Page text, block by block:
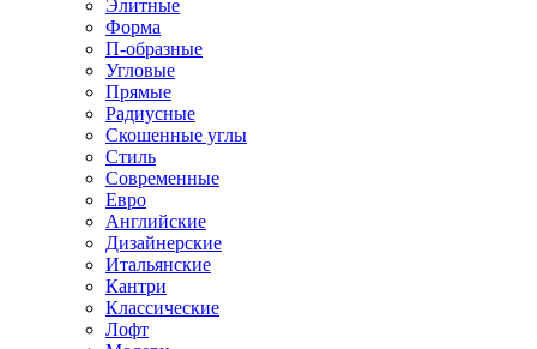
Элитные
Форма
П-образные
Угловые
Прямые
Радиусные
Скошенные углы
Стиль
Современные
Евро
Английские
Дизайнерские
Итальянские
Кантри
Классические
Лофт